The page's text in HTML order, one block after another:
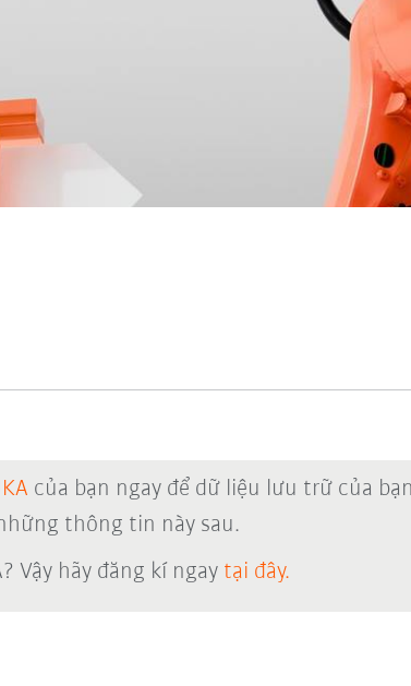
của bạn ngay để dữ liệu lưu trữ của
thông tin này sau.
Vậy hãy đăng kí ngay tại đây.